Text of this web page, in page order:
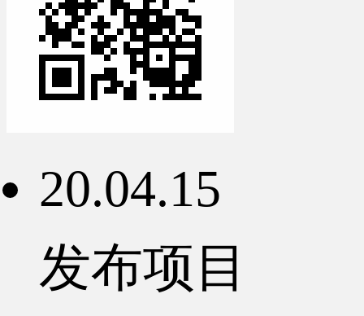
20.04.15
发布项目